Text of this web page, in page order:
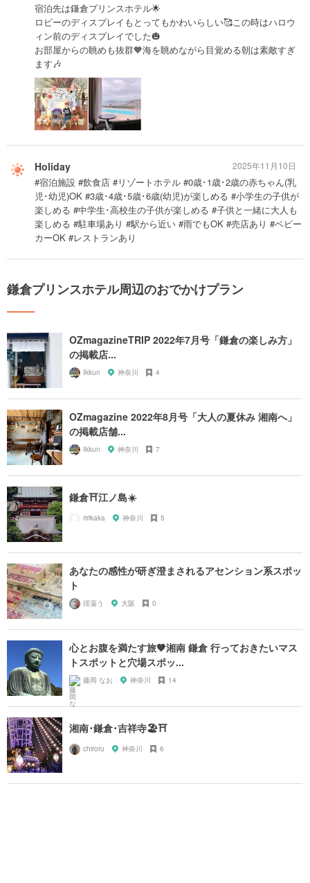
宿泊先は鎌倉プリンスホテル🌟
ロビーのディスプレイもとってもかわいらしい🥰この時はハロウ
ィン前のディスプレイでした🎃
お部屋からの眺めも抜群🧡海を眺めながら目覚める朝は素敵すぎ
ます🎶
Holiday
#宿泊施設 #飲食店 #リゾートホテル #0歳･1歳･2歳の赤ちゃん(乳
児･幼児)OK #3歳･4歳･5歳･6歳(幼児)が楽しめる #小学生の子供が
楽しめる #中学生･高校生の子供が楽しめる #子供と一緒に大人も
楽しめる #駐車場あり #駅から近い #雨でもOK #売店あり #ベビー
カーOK #レストランあり
2025年11月10日
鎌倉プリンスホテル周辺のおでかけプラン
OZmagazineTRIP 2022年7月号「鎌倉の楽しみ方」
の掲載店...
Ikkun 神奈川 4
OZmagazine 2022年8月号「大人の夏休み 湘南へ」
の掲載店舗...
Ikkun 神奈川 7
鎌倉⛩️江ノ島☀️
ririkaka 神奈川 5
あなたの感性が研ぎ澄まされるアセンション系スポッ
ト
揺蕩う 大阪 0
心とお腹を満たす旅🧡湘南 鎌倉 行っておきたいマス
トスポットと穴場スポッ...
藤岡 なお 神奈川 14
湘南･鎌倉･吉祥寺🏖⛩
chiroru 神奈川 6